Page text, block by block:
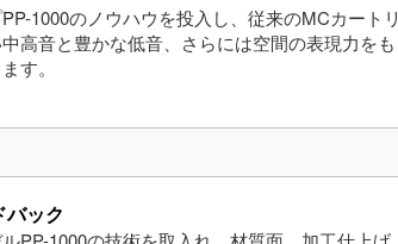
1000のノウハウを投入し、従来のMCカートリ
高音と豊かな低音、さらには空間の表現力をも
す。
ック